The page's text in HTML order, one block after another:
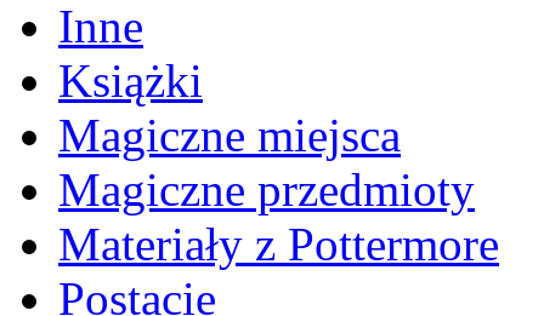
Inne
Książki
Magiczne miejsca
Magiczne przedmioty
Materiały z Pottermore
Postacie